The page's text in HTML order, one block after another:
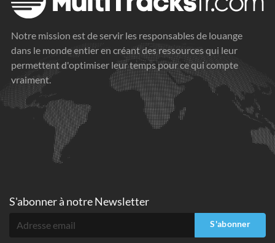
Notre mission est de servir les responsables de louange
dans le monde entier en créant des ressources qui leur
permettent d'optimiser leur temps pour ce qui compte
vraiment.
S'abonner à notre Newsletter
S'abonner